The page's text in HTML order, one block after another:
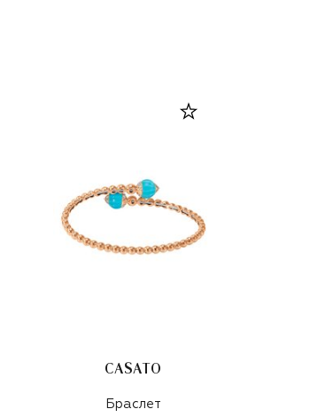
CASATO
Браслет